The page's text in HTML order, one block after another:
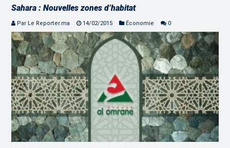
Sahara : Nouvelles zones d’habitat
Par Le Reporter.ma 14/02/2015 Économie 0